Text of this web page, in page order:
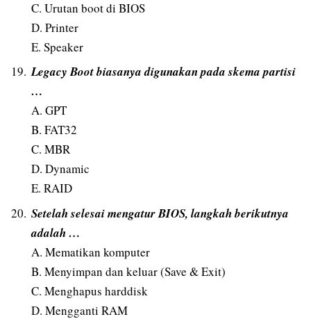
C. Urutan boot di BIOS
D. Printer
E. Speaker
Legacy Boot biasanya digunakan pada skema partisi
…
A. GPT
B. FAT32
C. MBR
D. Dynamic
E. RAID
Setelah selesai mengatur BIOS, langkah berikutnya
adalah …
A. Mematikan komputer
B. Menyimpan dan keluar (Save & Exit)
C. Menghapus harddisk
D. Mengganti RAM